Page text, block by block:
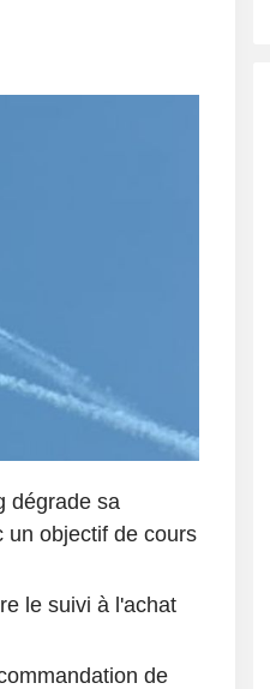
dégrade sa
un objectif de cours
le suivi à l'achat
de